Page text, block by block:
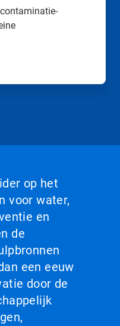
op het
voor water,
en
de
een eeuw
door de